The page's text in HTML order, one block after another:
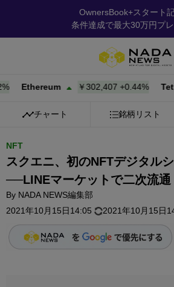
OwnersBook+スタート記
条件達成で最大30万円プ
Ethereum ￥302,407+0.44% Tether
チャート 銘柄リスト
NFT
スクエニ、初のNFTデジタル
──LINEマーケットで二次流通
By NADA NEWS編集部
2021年10月15日14:05
2021年10月15日